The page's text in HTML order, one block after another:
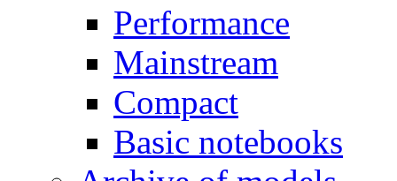
Performance
Mainstream
Compact
Basic notebooks